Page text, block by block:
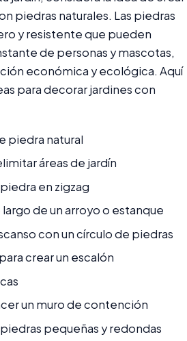
piedras naturales. Las piedras
y resistente que pueden
de personas y mascotas,
económica y ecológica. Aquí
para decorar jardines con
piedra natural
áreas de jardín
en zigzag
de un arroyo o estanque
con un círculo de piedras
crear un escalón
un muro de contención
pequeñas y redondas